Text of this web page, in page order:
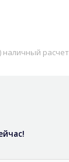
наличный расчет